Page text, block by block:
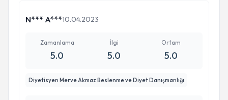
N*** A***10.04.2023
Zamanlama
5.0
İlgi
5.0
Ortam
5.0
Diyetisyen Merve Akmaz Beslenme ve Diyet Danışmanlığı